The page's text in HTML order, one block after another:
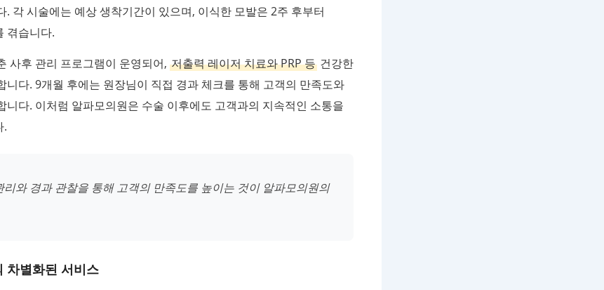
. 각 시술에는 예상 생착기간이 있으며, 이식한 모발은 2주 후부터
겪습니다.
사후 관리 프로그램이 운영되어, 저출력 레이저 치료와 PRP 등 건강한
니다. 9개월 후에는 원장님이 직접 경과 체크를 통해 고객의 만족도와
니다. 이처럼 알파모의원은 수술 이후에도 고객과의 지속적인 소통을
.
리와 경과 관찰을 통해 고객의 만족도를 높이는 것이 알파모의원의
차별화된 서비스